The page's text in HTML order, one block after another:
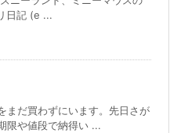
日記 (e ...
まだ買わずにいます。先日さが
限や値段で納得い ...